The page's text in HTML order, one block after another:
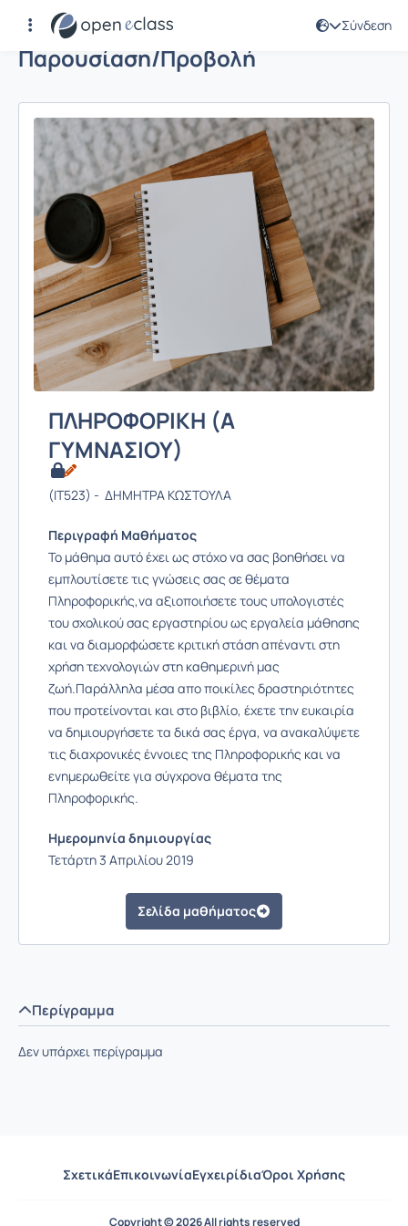
Σύνδεση
Παρουσίαση/Προβολή
ΠΛΗΡΟΦΟΡΙΚΗ (Α
ΓΥΜΝΑΣΙΟΥ)
(IT523) - ΔΗΜΗΤΡΑ ΚΩΣΤΟΥΛΑ
Περιγραφή Μαθήματος
Το μάθημα αυτό έχει ως στόχο να σας βοηθήσει να
εμπλουτίσετε τις γνώσεις σας σε θέματα
Πληροφορικής,να αξιοποιήσετε τους υπολογιστές
του σχολικού σας εργαστηρίου ως εργαλεία μάθησης
και να διαμορφώσετε κριτική στάση απέναντι στη
χρήση τεχνολογιών στη καθημερινή μας
ζωή.Παράλληλα μέσα απο ποικίλες δραστηριότητες
που προτείνονται και στο βιβλίο, έχετε την ευκαιρία
να δημιουργήσετε τα δικά σας έργα, να ανακαλύψετε
τις διαχρονικές έννοιες της Πληροφορικής και να
ενημερωθείτε για σύγχρονα θέματα της
Πληροφορικής.
Ημερομηνία δημιουργίας
Τετάρτη 3 Απριλίου 2019
Σελίδα μαθήματος
Περίγραμμα
Δεν υπάρχει περίγραμμα
ΣχετικάΕπικοινωνίαΕγχειρίδιαΌροι Χρήσης
Copyright © 2026 All rights reserved